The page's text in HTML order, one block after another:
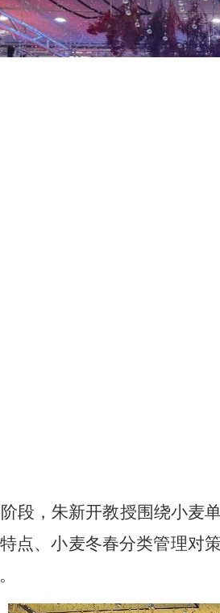
段，朱新开教授围绕小麦
点、小麦冬春分类管理对